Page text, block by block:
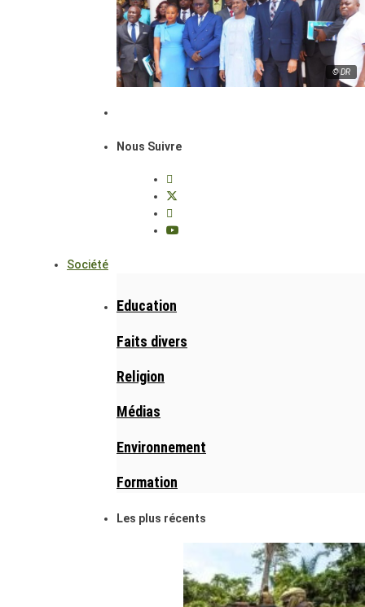
© DR
Nous Suivre
Société
Education
Faits divers
Religion
Médias
Environnement
Formation
Les plus récents